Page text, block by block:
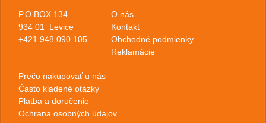
P.O.BOX 134
934 01 Levice
+421 948 090 105
O nás
Kontakt
Obchodné podmienky
Reklamácie
Prečo nakupovať u nás
Často kladené otázky
Platba a doručenie
Ochrana osobných údajov